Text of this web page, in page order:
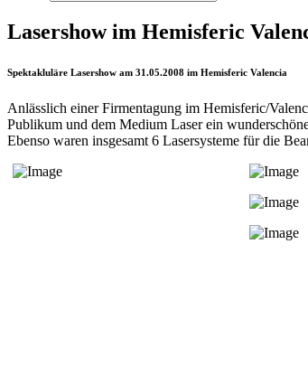
Lasershow im Hemisferic
Spektakluläre Lasershow am 31.05.2008 im Hemisferic Valencia
Anlässlich einer Firmentagung im Hemisferic/
Publikum und dem Medium Laser ein
Ebenso waren insgesamt 6 Lasersysteme für die